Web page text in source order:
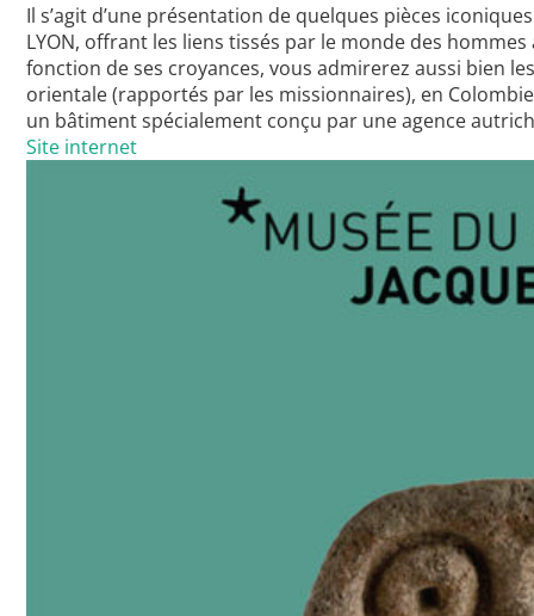
Toutes les actualités
Les rendez-vous de l’APHG
Concours de recrutement
Concours scolaires
Conférences, tables rondes
Critique d’ouvrages publiés
Il s’agit d’une présentation de quelques pièces
LYON, offrant les liens tissés par le monde des
fonction de ses croyances, vous admirerez aussi bien
orientale (rapportés par les missionnaires), en
un bâtiment spécialement conçu par une agence
Site internet